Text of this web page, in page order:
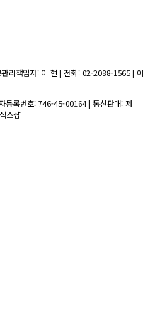
리책임자: 이 현 | 전화: 02-2088-1565 | 이
등록번호:746-45-00164| 통신판매:제
스샵